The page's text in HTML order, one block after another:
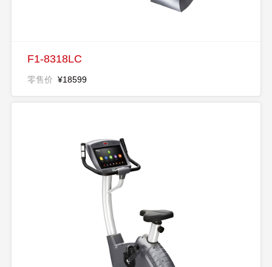
F1-8318LC
零售价 ¥18599